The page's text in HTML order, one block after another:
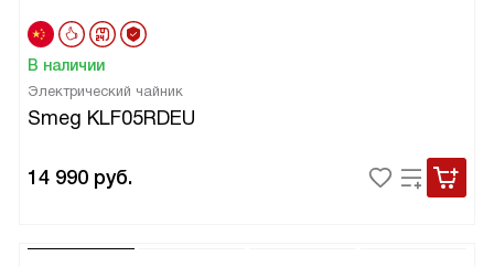
В наличии
Электрический чайник
Smeg KLF05RDEU
14 990 руб.